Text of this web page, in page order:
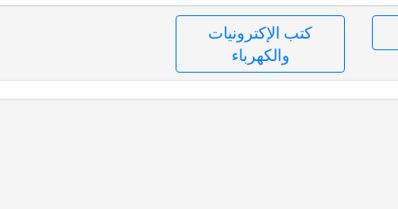
كتب الإكترونيات
والكهرباء